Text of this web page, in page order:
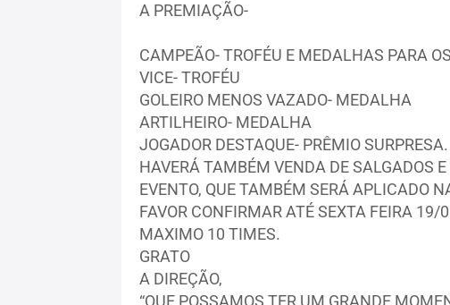
A PREMIAÇÃO-
CAMPEÃO- TROFÉU E MEDALHAS PARA
VICE- TROFÉU
GOLEIRO MENOS VAZADO- MEDALHA
ARTILHEIRO- MEDALHA
JOGADOR DESTAQUE- PRÊMIO SURPRESA.
HAVERÁ TAMBÉM VENDA DE SALGADOS
EVENTO, QUE TAMBÉM SERÁ APLICADO
FAVOR CONFIRMAR ATÉ SEXTA FEIRA
MAXIMO 10 TIMES.
GRATO
A DIREÇÃO,
“QUE POSSAMOS TER UM GRANDE